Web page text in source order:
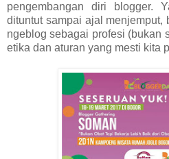
pengembangan diri blogger.
dituntut sampai ajal menjemput,
ngeblog sebagai profesi (bukan
etika dan aturan yang mesti kita